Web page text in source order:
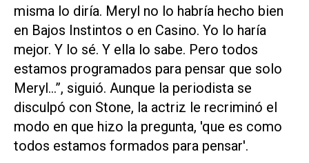
misma lo diría. Meryl no lo habría hecho bien
en Bajos Instintos o en Casino. Yo lo haría
mejor. Y lo sé. Y ella lo sabe. Pero todos
estamos programados para pensar que solo
Meryl...”, siguió. Aunque la periodista se
disculpó con Stone, la actriz le recriminó el
modo en que hizo la pregunta, 'que es como
todos estamos formados para pensar'.